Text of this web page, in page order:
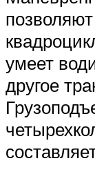
умеет
другое